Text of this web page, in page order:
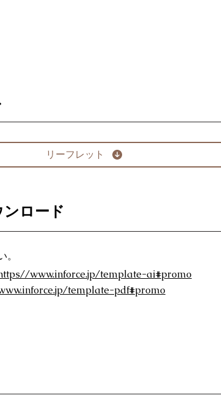
リーフレット
ロード
www.inforce.jp/template-ai#promo
template-pdf#promo